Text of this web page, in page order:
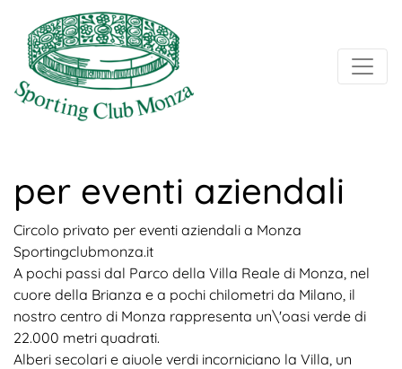
per eventi aziendali
Circolo privato per eventi aziendali a Monza
Sportingclubmonza.it
A pochi passi dal Parco della Villa Reale di Monza, nel
cuore della Brianza e a pochi chilometri da Milano, il
nostro centro di Monza rappresenta un\'oasi verde di
22.000 metri quadrati.
Alberi secolari e aiuole verdi incorniciano la Villa, un